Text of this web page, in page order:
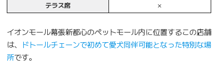
テラス席
×
イオンモール幕張新都心のペットモール内に位置するこの店舗
は、
ドトールチェーンで初めて愛犬同伴可能となった特別な場
所です。